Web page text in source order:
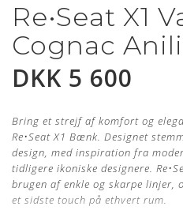
Gå
til
begynnelsen
av
bildegalleri
Re•Seat X1
Cognac
DKK 5 600
Bring et strejf af komfort og
Re•Seat X1 Bænk. Designet
design, med inspiration fra
tidligere ikoniske designere. Re•
brugen af enkle og skarpe linjer,
et sidste touch på ethvert rum.